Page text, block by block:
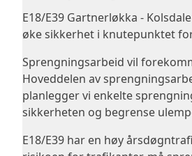
E18/E39 Gartnerløkka -
øke sikkerhet i knutepunktet
Sprengningsarbeid vil
Hoveddelen av
planlegger vi enkelte
sikkerheten og begrense
E18/E39 har en høy